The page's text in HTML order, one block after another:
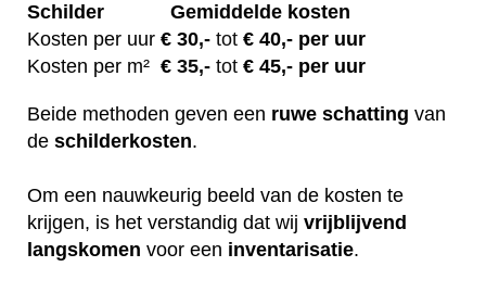
Schilder
Gemiddelde kosten
Kosten per uur € 30,- tot € 40,- per uur
Kosten per m² € 35,- tot € 45,- per uur
Beide methoden geven een ruwe schatting van
de schilderkosten.
Om een nauwkeurig beeld van de kosten te
krijgen, is het verstandig dat wij vrijblijvend
langskomen voor een inventarisatie.